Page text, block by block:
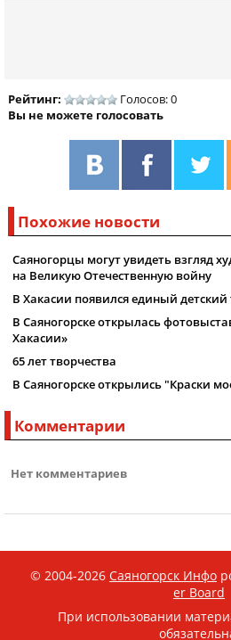
Рейтинг:
Голосов: 0
Вы не можете голосовать
Похожие новости
Саяногорцы могут увидеть взгляд
на Великую Отечественную войну
В Хакасии появился единый
В Саяногорске открылась
Хакасии»
65 лет творчества
В Саяногорске открылись "Краски
Комментарии
Нет комментариев
© 2004-2026 Саяногорск Инфо
er Board
При использовании